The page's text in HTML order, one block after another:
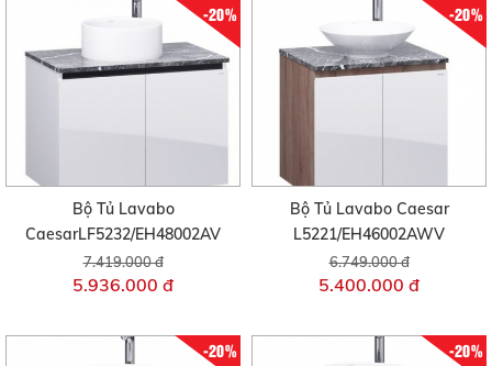
-20%
Bộ Tủ Lavabo
CaesarLF5232/EH48002AV
7.419.000 đ
5.936.000 đ
-20%
Bộ Tủ Lavabo Caesar
L5221/EH46002AWV
6.749.000 đ
5.400.000 đ
-20% -20%